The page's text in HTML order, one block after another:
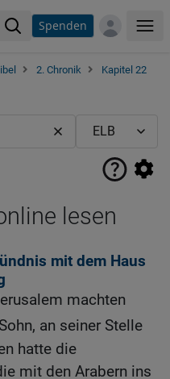
Spenden
2. Chronik
Kapitel 22
lesen
mit dem Haus
machten
an seiner Stelle
hatte die
mit den Arabern ins